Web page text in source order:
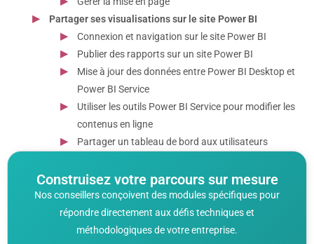
Partager ses visualisations sur le site Power BI
Connexion et navigation sur le site Power BI
Publier des rapports sur un site Power BI
Mise à jour des données entre Power BI Desktop et
Power BI Service
Utiliser les outils Power BI Service pour modifier les
contenus en ligne
Partager un tableau de bord aux utilisateurs
Construisez votre parcours sur mesure
Nos conseillers conçoivent des modules spécifiques pour
répondre directement aux défis techniques et
méthodologiques de votre entreprise.